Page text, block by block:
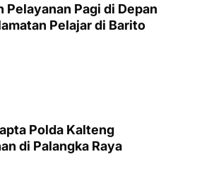
Pagi di Depan
Pelajar di Barito
Polda Kalteng
di Palangka Raya